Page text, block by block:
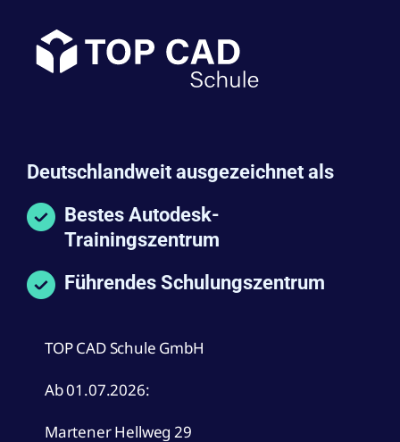
Bestes Autodesk-
Führendes Schulungszentrum
TOP CAD Schule GmbH
Ab 01.07.2026:
Martener Hellweg 29
44379 Dortmund